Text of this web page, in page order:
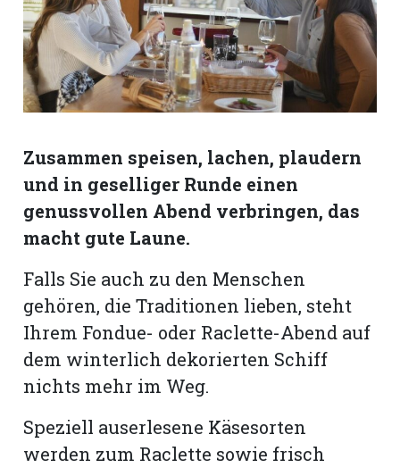
Romanshorn:
offizielle
Mitteilungen
Zusammen speisen, lachen, plaudern
und in geselliger Runde einen
genussvollen Abend verbringen, das
macht gute Laune.
Falls Sie auch zu den Menschen
gehören, die Traditionen lieben, steht
Ihrem Fondue- oder Raclette-Abend auf
dem winterlich dekorierten Schiff
nichts mehr im Weg.
Speziell auserlesene Käsesorten
werden zum Raclette sowie frisch